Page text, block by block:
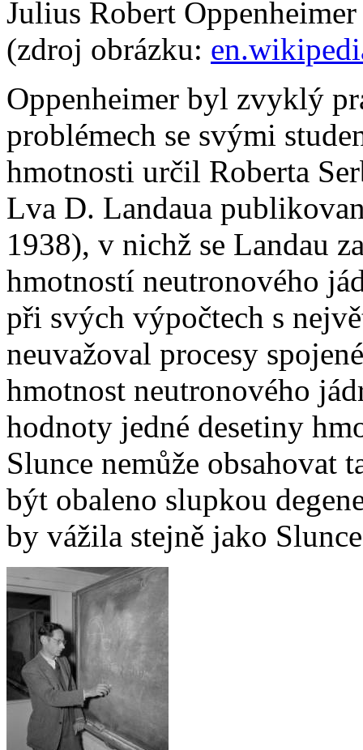
Julius Robert
(zdroj obrázku:
Oppenheimer byl zvyklý
problémech se svými
hmotnosti určil Roberta
Lva D. Landaua
1938), v nichž se Landau
hmotností neutronového
při svých výpočtech s
neuvažoval procesy
hmotnost neutronového
hodnoty jedné desetiny
Slunce nemůže obsahovat
být obaleno slupkou
by vážila stejně jako